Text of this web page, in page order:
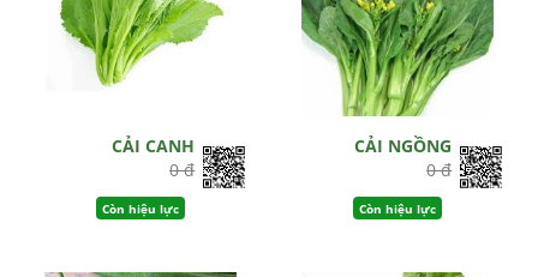
CẢI CANH
0 đ
Còn hiệu lực
CẢI NGỒNG
0 đ
Còn hiệu lực